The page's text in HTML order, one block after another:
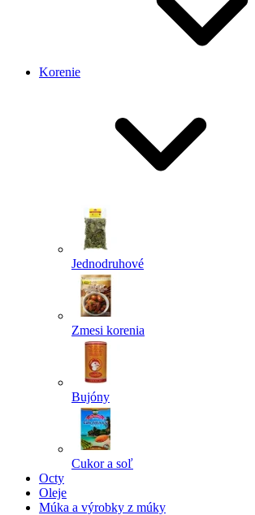
Korenie
Jednodruhové
Zmesi korenia
Bujóny
Cukor a soľ
Octy
Oleje
Múka a výrobky z múky